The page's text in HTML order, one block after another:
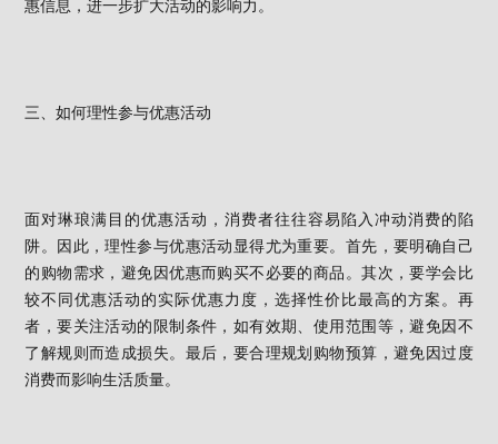
惠信息，进一步扩大活动的影响力。
三、如何理性参与优惠活动
面对琳琅满目的优惠活动，消费者往往容易陷入冲动消费的陷
阱。因此，理性参与优惠活动显得尤为重要。首先，要明确自己
的购物需求，避免因优惠而购买不必要的商品。其次，要学会比
较不同优惠活动的实际优惠力度，选择性价比最高的方案。再
者，要关注活动的限制条件，如有效期、使用范围等，避免因不
了解规则而造成损失。最后，要合理规划购物预算，避免因过度
消费而影响生活质量。